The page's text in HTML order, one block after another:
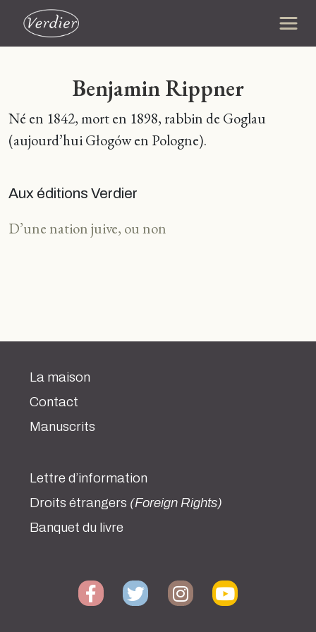
Benjamin Rippner
Né en 1842, mort en 1898, rabbin de Goglau
(aujourd’hui Głogów en Pologne).
Aux éditions Verdier
D’une nation juive, ou non
La maison
Contact
Manuscrits
Lettre d’information
Droits étrangers (Foreign Rights)
Banquet du livre